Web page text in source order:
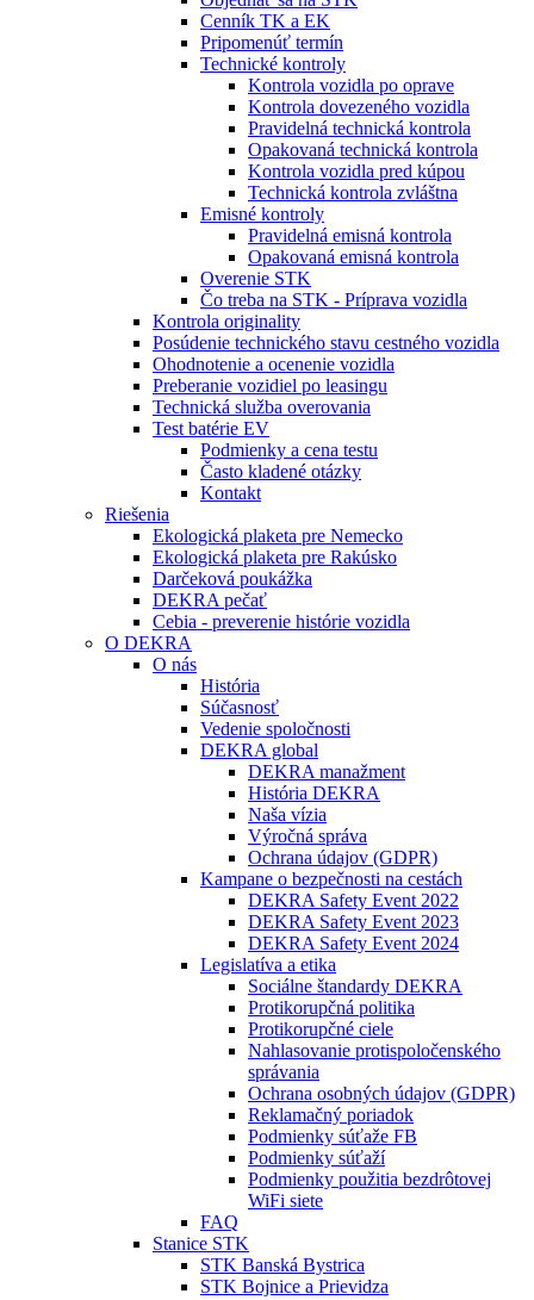
Cenník TK a EK
Pripomenúť termín
Technické kontroly
Kontrola vozidla po oprave
Kontrola dovezeného vozidla
Pravidelná technická kontrola
Opakovaná technická kontrola
Kontrola vozidla pred kúpou
Technická kontrola zvláštna
Emisné kontroly
Pravidelná emisná kontrola
Opakovaná emisná kontrola
Overenie STK
Čo treba na STK - Príprava vozidla
Kontrola originality
Posúdenie technického stavu cestného vozidla
Ohodnotenie a ocenenie vozidla
Preberanie vozidiel po leasingu
Technická služba overovania
Test batérie EV
Podmienky a cena testu
Často kladené otázky
Kontakt
Riešenia
Ekologická plaketa pre Nemecko
Ekologická plaketa pre Rakúsko
Darčeková poukážka
DEKRA pečať
Cebia - preverenie histórie vozidla
O DEKRA
O nás
História
Súčasnosť
Vedenie spoločnosti
DEKRA global
DEKRA manažment
História DEKRA
Naša vízia
Výročná správa
Ochrana údajov (GDPR)
Kampane o bezpečnosti na cestách
DEKRA Safety Event 2022
DEKRA Safety Event 2023
DEKRA Safety Event 2024
Legislatíva a etika
Sociálne štandardy DEKRA
Protikorupčná politika
Protikorupčné ciele
Nahlasovanie protispoločenského
správania
Ochrana osobných údajov (GDPR)
Reklamačný poriadok
Podmienky súťaže FB
Podmienky súťaží
Podmienky použitia bezdrôtovej
WiFi siete
FAQ
Stanice STK
STK Banská Bystrica
STK Bojnice a Prievidza